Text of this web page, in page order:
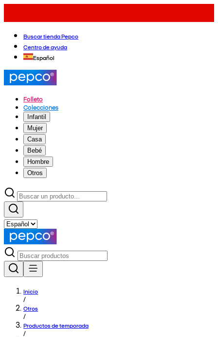
Buscar tienda Pepco
Centro de ayuda
Español
Folleto
Colecciones
Infantil
Mujer
Casa
Bebé
Hombre
Otros
Inicio
/
Otros
/
Productos de temporada
/